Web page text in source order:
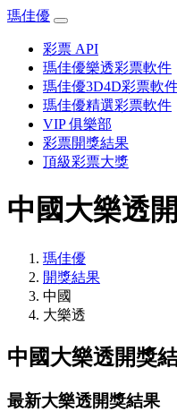
瑪佳優
彩票 API
瑪佳優樂透彩票軟件
瑪佳優3D4D彩票軟
瑪佳優精選彩票軟件
VIP 俱樂部
彩票開獎結果
頂級彩票大獎
中國大樂透
瑪佳優
開獎結果
中國
大樂透
中國大樂透開獎
最新大樂透開獎結果